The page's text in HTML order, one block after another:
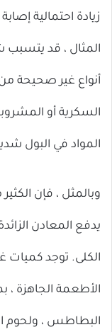
زيادة احتمالية
المثال ، قد يتسبب
أنواع غير صحيحة
السكرية أو
المواد في البول
وبالمثل ، فإن
يدفع المعادن
الكلى. توجد كميات
الأطعمة الجاهزة ،
البطاطس ، ولحوم